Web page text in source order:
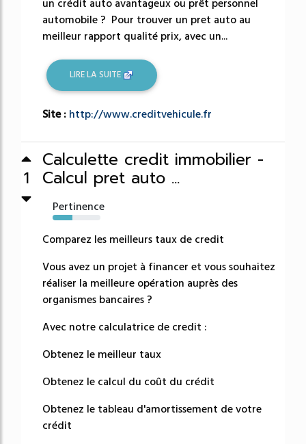
un crédit auto avantageux ou prêt personnel
automobile ? Pour trouver un pret auto au
meilleur rapport qualité prix, avec un...
LIRE LA SUITE
Site : http://www.creditvehicule.fr
1
Calculette credit immobilier -
Calcul pret auto ...
Pertinence
41%
Comparez les meilleurs taux de credit
Vous avez un projet à financer et vous souhaitez
réaliser la meilleure opération auprès des
organismes bancaires ?
Avec notre calculatrice de credit :
Obtenez le meilleur taux
Obtenez le calcul du coût du crédit
Obtenez le tableau d'amortissement de votre
crédit